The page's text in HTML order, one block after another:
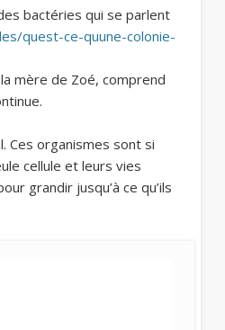
bactéries qui se parlent
quest-ce-quune-colonie-
mère de Zoé, comprend
Ces organismes sont si
cellule et leurs vies
grandir jusqu’à ce qu’ils